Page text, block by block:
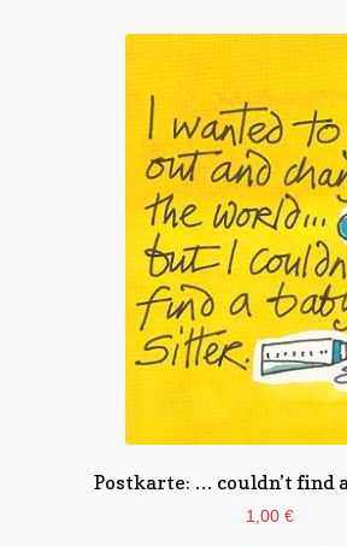
Postkarte: … couldn’t find
1,00 €